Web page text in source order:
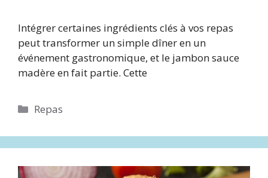
Intégrer certaines ingrédients clés à vos repas
peut transformer un simple dîner en un
événement gastronomique, et le jambon sauce
madère en fait partie. Cette
Catégories
Repas